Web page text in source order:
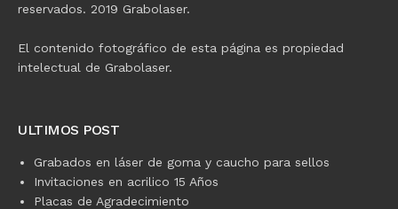
reservados. 2019 Grabolaser.
El contenido fotográfico de esta página es propiedad
intelectual de Grabolaser.
ULTIMOS POST
Grabados en láser de goma y caucho para sellos
Invitaciones en acrilico 15 Años
Placas de Agradecimiento